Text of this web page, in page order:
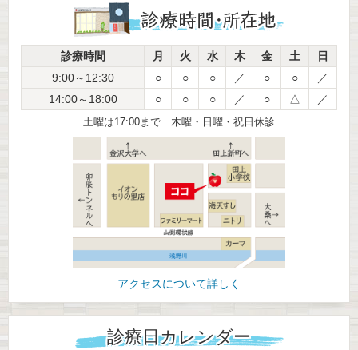
「一生懸命歯を磨いているのに、なぜか歯ぐきが腫れ
る」
「検診で問題ないと言われていたのに、いつの間にか
進行していた」
そんなお悩みを抱える方は、少なくありません。
ではどうすればよいのでしょうか？
その答えは、「悪くなる前にプロのケアを受けるこ
と」です。
当院では、金沢市で地域に根ざした歯科医院として、
むし歯や歯周病の早期発見・早期対応はもちろん、
ブルーラジカル治療など、予防と根本改善を重視した
治療に力を入れています。
特にブルーラジカル治療は、青色レーザーと過酸化水
診療時間 月 火 水 木 金 土
日
9:00～12:30
○ ○ ○ ／ ○ ○
／
14:00～18:00
○ ○ ○ ／ ○ △ ／
土曜は17:00まで 木曜・日曜・祝日休診
アクセスについて詳しく
診療日カレンダー